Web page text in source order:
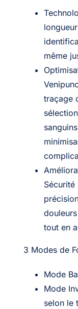
même
traçage
Sécurité
tout en
3 Modes de
Mode
Mode
selon le